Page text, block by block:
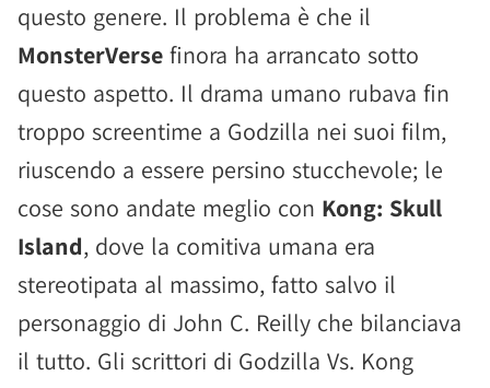
questo genere. Il problema è che il
MonsterVerse finora ha arrancato sotto
questo aspetto. Il drama umano rubava fin
troppo screentime a Godzilla nei suoi film,
riuscendo a essere persino stucchevole; le
cose sono andate meglio con Kong: Skull
Island, dove la comitiva umana era
stereotipata al massimo, fatto salvo il
personaggio di John C. Reilly che bilanciava
il tutto. Gli scrittori di Godzilla Vs. Kong